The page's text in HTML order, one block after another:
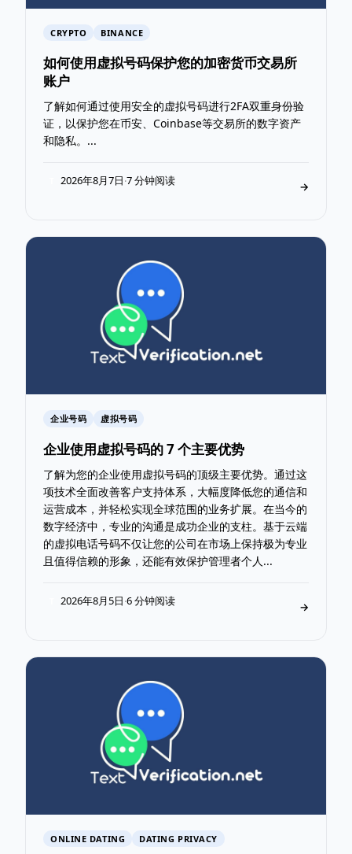
CRYPTO BINANCE
如何使用虚拟号码保护您的加密货币交易所
账户
了解如何通过使用安全的虚拟号码进行2FA双重身份验
证，以保护您在币安、Coinbase等交易所的数字资产
和隐私。...
2026年8月7日·7 分钟阅读 →
企业号码 虚拟号码
企业使用虚拟号码的 7 个主要优势
了解为您的企业使用虚拟号码的顶级主要优势。通过这
项技术全面改善客户支持体系，大幅度降低您的通信和
运营成本，并轻松实现全球范围的业务扩展。在当今的
数字经济中，专业的沟通是成功企业的支柱。基于云端
的虚拟电话号码不仅让您的公司在市场上保持极为专业
且值得信赖的形象，还能有效保护管理者个人...
2026年8月5日·6 分钟阅读 →
ONLINE DATING DATING PRIVACY